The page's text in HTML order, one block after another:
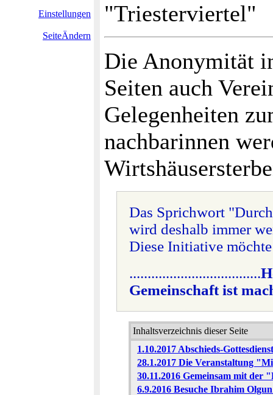
Einstellungen
SeiteÄndern
"Triesterviertel"
Die Anonymität
Seiten auch
Gelegenheiten
nachbarinnen
Das Sprichwort
wird deshalb immer
Diese Initiative
....................................
Gemeinschaft ist
Inhaltsverzeichnis dieser Seite
1.10.2017 Abschieds-
28.1.2017 Die Veranstaltung
30.11.2016 Gemeinsam mit der
6.9.2016 Besuche Ibrahim